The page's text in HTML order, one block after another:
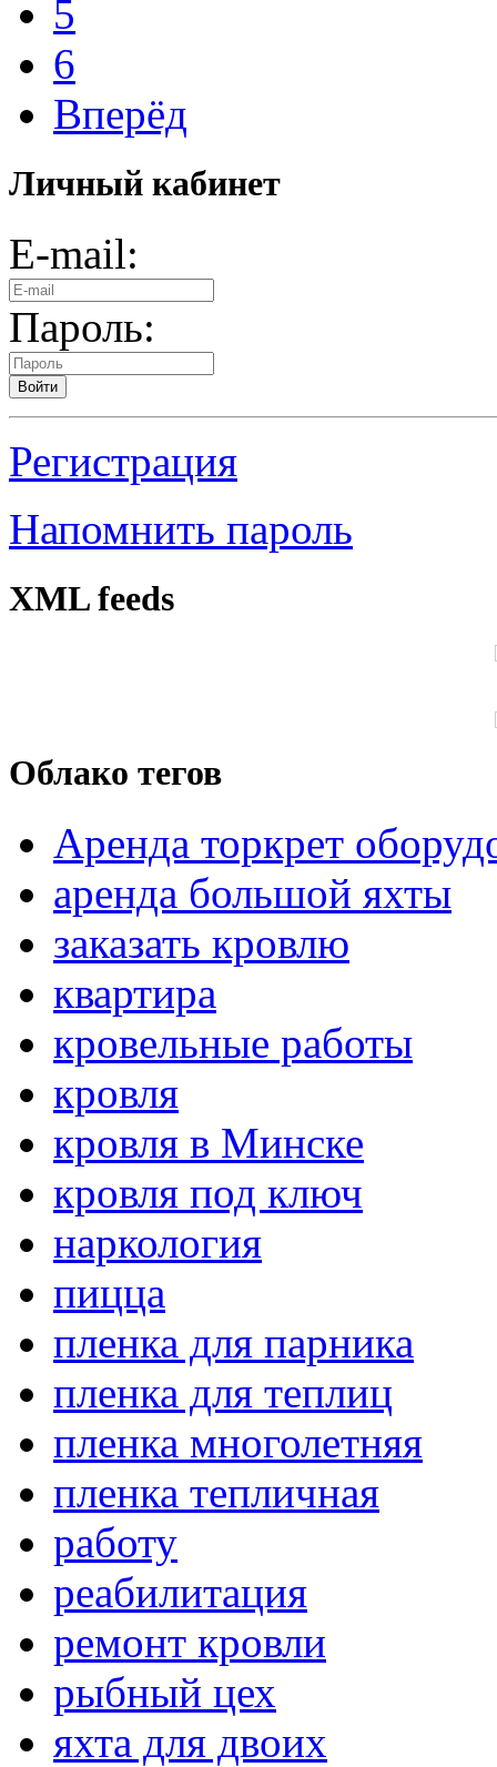
5
6
Вперёд
Личный кабинет
E-mail:
Пароль:
Войти
Регистрация
Напомнить пароль
XML feeds
Облако тегов
Аренда торкрет
аренда большой яхты
заказать кровлю
квартира
кровельные работы
кровля
кровля в Минске
кровля под ключ
наркология
пицца
пленка для парника
пленка для теплиц
пленка многолетняя
пленка тепличная
работу
реабилитация
ремонт кровли
рыбный цех
яхта для двоих